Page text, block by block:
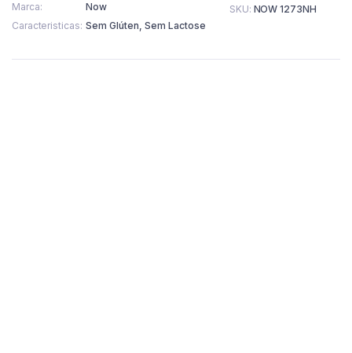
Marca
Now
Caracteristicas Sem Glúten, Sem Lactose
SKU: NOW 1273NH